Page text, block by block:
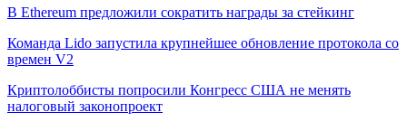
В Ethereum предложили сократить награды за стейкинг
Команда Lido запустила крупнейшее обновление протокола со
времен V2
Криптолоббисты попросили Конгресс США не менять
налоговый законопроект